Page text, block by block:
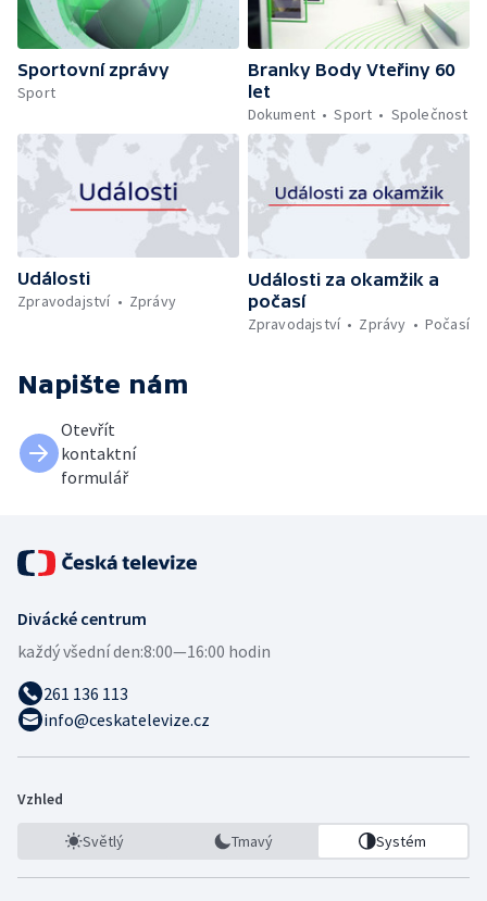
Sportovní zprávy
Sport
Branky Body Vteřiny 60
let
Dokument
Sport Společnost
Události
Zpravodajství
Zprávy
Události za okamžik a
počasí
Zpravodajství
Zprávy Počasí
Napište nám
Otevřít
kontaktní
formulář
Divácké centrum
každý všední den:8:00—16:00 hodin
261 136 113
info@ceskatelevize.cz
Vzhled
Světlý Tmavý Systém